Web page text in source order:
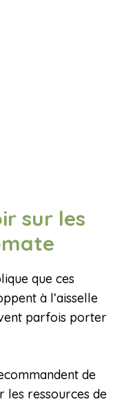
sur les
que ces
à l’aisselle
parfois porter
de
les ressources de